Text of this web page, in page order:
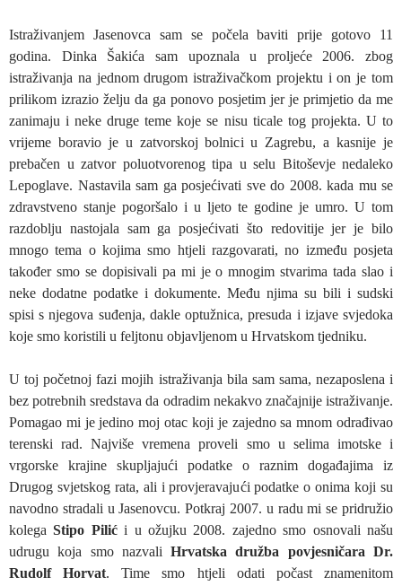
Istraživanjem Jasenovca sam se počela baviti prije gotovo 11
godina. Dinka Šakića sam upoznala u proljeće 2006. zbog
istraživanja na jednom drugom istraživačkom projektu i on je tom
prilikom izrazio želju da ga ponovo posjetim jer je primjetio da me
zanimaju i neke druge teme koje se nisu ticale tog projekta. U to
vrijeme boravio je u zatvorskoj bolnici u Zagrebu, a kasnije je
prebačen u zatvor poluotvorenog tipa u selu Bitoševje nedaleko
Lepoglave. Nastavila sam ga posjećivati sve do 2008. kada mu se
zdravstveno stanje pogoršalo i u ljeto te godine je umro. U tom
razdoblju nastojala sam ga posjećivati što redovitije jer je bilo
mnogo tema o kojima smo htjeli razgovarati, no između posjeta
također smo se dopisivali pa mi je o mnogim stvarima tada slao i
neke dodatne podatke i dokumente. Među njima su bili i sudski
spisi s njegova suđenja, dakle optužnica, presuda i izjave svjedoka
koje smo koristili u feljtonu objavljenom u Hrvatskom tjedniku.
U toj početnoj fazi mojih istraživanja bila sam sama, nezaposlena i
bez potrebnih sredstava da odradim nekakvo značajnije istraživanje.
Pomagao mi je jedino moj otac koji je zajedno sa mnom odrađivao
terenski rad. Najviše vremena proveli smo u selima imotske i
vrgorske krajine skupljajući podatke o raznim događajima iz
Drugog svjetskog rata, ali i provjeravajući podatke o onima koji su
navodno stradali u Jasenovcu. Potkraj 2007. u radu mi se pridružio
kolegaStipo Pilići u ožujku 2008. zajedno smo osnovali našu
udrugu koja smo nazvaliHrvatska družba povjesničara Dr.
Rudolf Horvat. Time smo htjeli odati počast znamenitom